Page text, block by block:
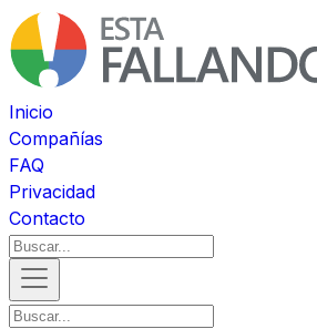
Inicio
Compañías
FAQ
Privacidad
Contacto